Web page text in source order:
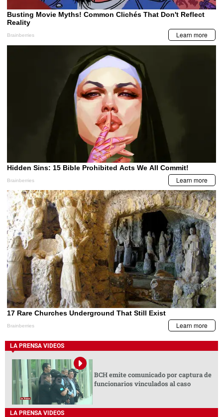
LA PRENSA VIDEOS
BCH emite comunicado por captura de
funcionarios vinculados al caso
LA PRENSA VIDEOS